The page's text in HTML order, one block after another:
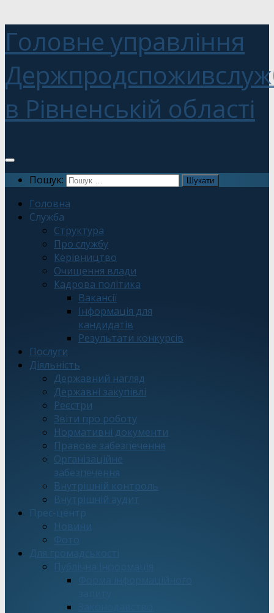
Головне управління
в Рівненській області
Пошук:
Головна
Служба
Структура
Про службу
Керівництво
Очищення влади
Кадрова політика
Вакансії
Інформація для
кандидатів
Результати конкурсів
Послуги
Діяльність
Державний нагляд
Державні закупівлі
Реєстри
Звіти про роботу
Нормативні документи
Правове забезпечення
Організаційне
забезпечення
Внутрішній контроль
Внутрішній аудит
Прес-центр
Новини
Фото
Для громадськості